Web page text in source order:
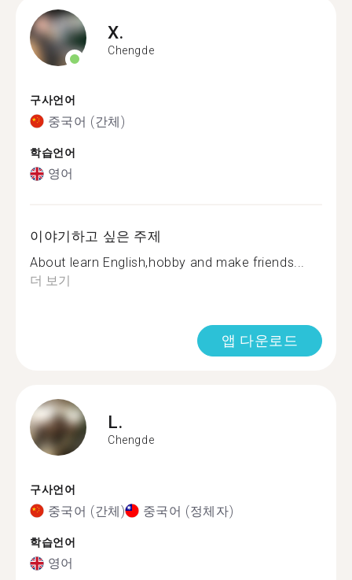
X.
Chengde
구사언어
중국어 (간체)
학습언어
영어
이야기하고 싶은 주제
About learn English,hobby and make friends...
더 보기
앱 다운로드
L.
Chengde
구사언어
중국어 (간체) 중국어 (정체자)
학습언어
영어